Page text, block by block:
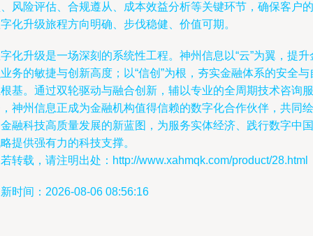
风险评估、合规遵从、成本效益分析等关键环节，确保客户的
化升级旅程方向明确、步伐稳健、价值可期。
化升级是一场深刻的系统性工程。神州信息以“云”为翼，提升
务的敏捷与创新高度；以“信创”为根，夯实金融体系的安全与
基。通过双轮驱动与融合创新，辅以专业的全周期技术咨询服
神州信息正成为金融机构值得信赖的数字化合作伙伴，共同绘
融科技高质量发展的新蓝图，为服务实体经济、践行数字中国
提供强有力的科技支撑。
转载，请注明出处：http://www.xahmqk.com/product/28.html
时间：2026-08-06 08:56:16